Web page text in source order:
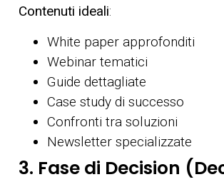
Contenuti ideali:
White paper approfonditi
Webinar tematici
Guide dettagliate
Case study di successo
Confronti tra soluzioni
Newsletter specializzate
3. Fase di Decision